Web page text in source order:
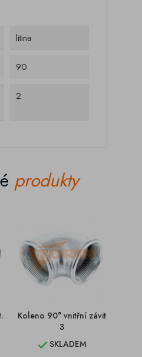
litina
90
2
produkty
Koleno 90° vnitřní závit
3
SKLADEM